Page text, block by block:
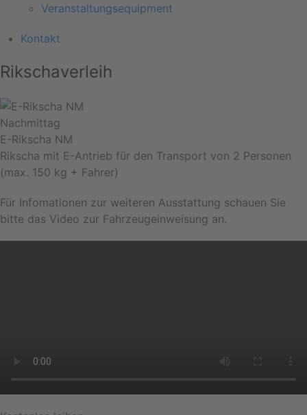
Veranstaltungsequipment
Kontakt
Rikschaverleih
Nachmittag
E-Rikscha NM
Rikscha mit E-Antrieb für den Transport von 2 Personen
(max. 150 kg + Fahrer)
Für Infomationen zur weiteren Ausstattung schauen Sie
bitte das Video zur Fahrzeugeinweisung an.